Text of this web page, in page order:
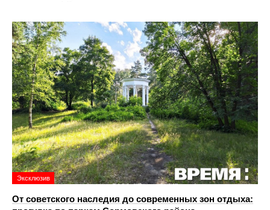
Эксклюзив
От советского наследия до современных зон отдыха: